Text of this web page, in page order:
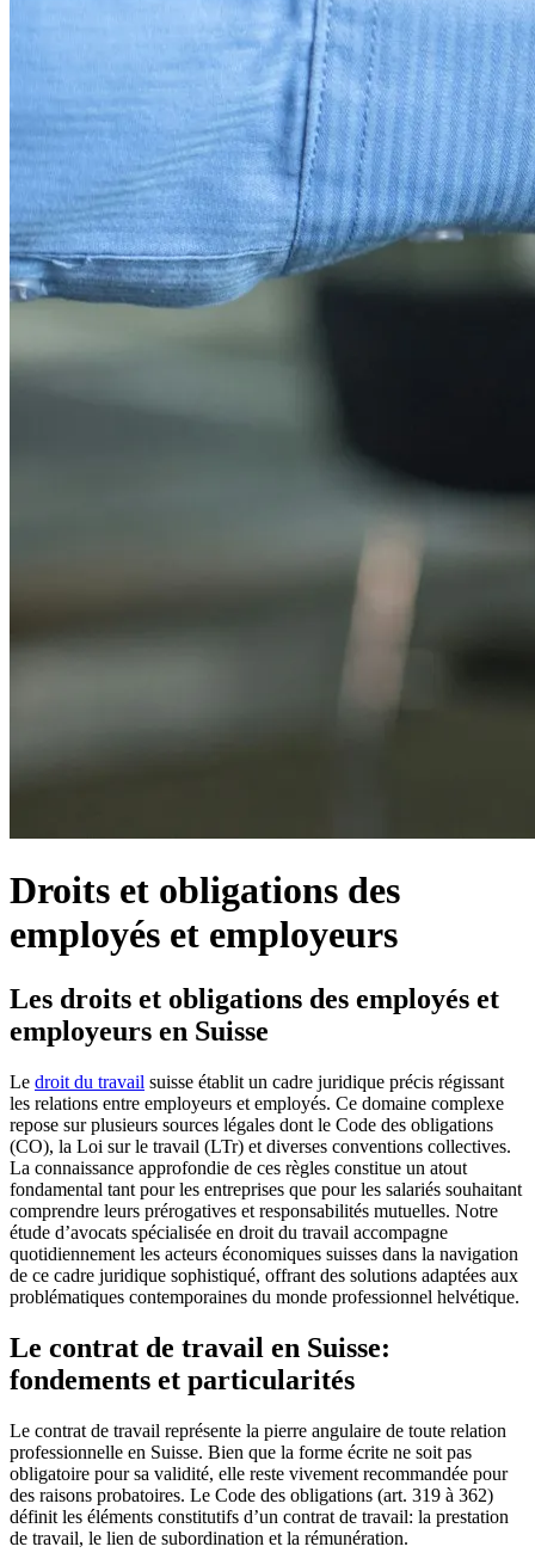
Droits et obligations des
employés et employeurs
Les droits et obligations des employés et
employeurs en Suisse
Le droit du travail suisse établit un cadre juridique précis régissant
les relations entre employeurs et employés. Ce domaine complexe
repose sur plusieurs sources légales dont le Code des obligations
(CO), la Loi sur le travail (LTr) et diverses conventions collectives.
La connaissance approfondie de ces règles constitue un atout
fondamental tant pour les entreprises que pour les salariés souhaitant
comprendre leurs prérogatives et responsabilités mutuelles. Notre
étude d’avocats spécialisée en droit du travail accompagne
quotidiennement les acteurs économiques suisses dans la navigation
de ce cadre juridique sophistiqué, offrant des solutions adaptées aux
problématiques contemporaines du monde professionnel helvétique.
Le contrat de travail en Suisse:
fondements et particularités
Le contrat de travail représente la pierre angulaire de toute relation
professionnelle en Suisse. Bien que la forme écrite ne soit pas
obligatoire pour sa validité, elle reste vivement recommandée pour
des raisons probatoires. Le Code des obligations (art. 319 à 362)
définit les éléments constitutifs d’un contrat de travail: la prestation
de travail, le lien de subordination et la rémunération.